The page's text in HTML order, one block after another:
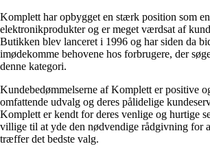
Komplett har opbygget en stærk position som
elektronikprodukter og er meget værdsat af
Butikken blev lanceret i 1996 og har siden da
imødekomme behovene hos forbrugere, der
denne kategori.
Kundebedømmelserne af Komplett er positive
omfattende udvalg og deres pålidelige
Komplett er kendt for deres venlige og hurtige
villige til at yde den nødvendige rådgivning for
træffer det bedste valg.